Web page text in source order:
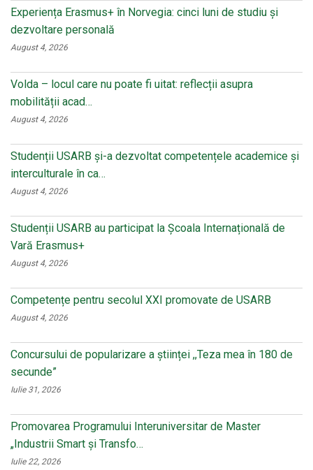
Experiența Erasmus+ în Norvegia: cinci luni de studiu și
dezvoltare personală
August 4, 2026
Volda – locul care nu poate fi uitat: reflecții asupra
mobilității acad…
August 4, 2026
Studenții USARB și-a dezvoltat competențele academice și
interculturale în ca…
August 4, 2026
Studenții USARB au participat la Școala Internațională de
Vară Erasmus+
August 4, 2026
Competențe pentru secolul XXI promovate de USARB
August 4, 2026
Concursului de popularizare a științei ,,Teza mea în 180 de
secunde”
Iulie 31, 2026
Promovarea Programului Interuniversitar de Master
„Industrii Smart și Transfo…
Iulie 22, 2026